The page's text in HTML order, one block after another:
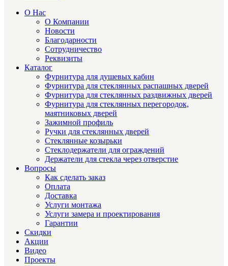
О Нас
О Компании
Новости
Благодарности
Сотрудничество
Реквизиты
Каталог
Фурнитура для душевых кабин
Фурнитура для стеклянных распашных дверей
Фурнитура для стеклянных раздвижных дверей
Фурнитура для стеклянных перегородок,
маятниковых дверей
Зажимной профиль
Ручки для стеклянных дверей
Стеклянные козырьки
Стеклодержатели для ограждений
Держатели для стекла через отверстие
Вопросы
Как сделать заказ
Оплата
Доставка
Услуги монтажа
Услуги замера и проектирования
Гарантии
Скидки
Акции
Видео
Проекты